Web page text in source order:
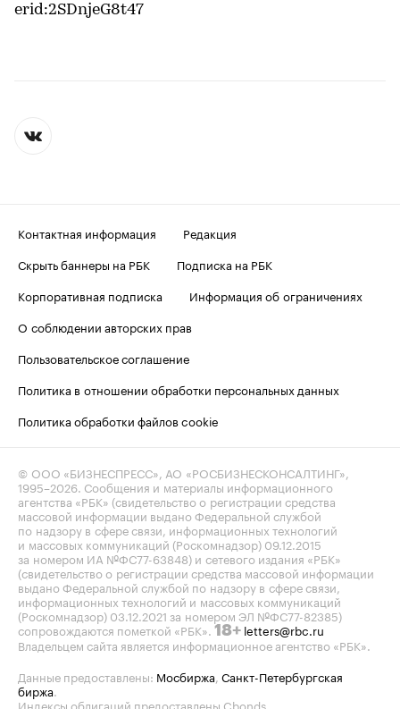
erid:2SDnjeG8t47
Контактная информация
Редакция
Скрыть баннеры на РБК
Подписка на РБК
Корпоративная подписка
Информация об ограничениях
О соблюдении авторских прав
Пользовательское соглашение
Политика в отношении обработки персональных данных
Политика обработки файлов cookie
© ООО «БИЗНЕСПРЕСС», АО «РОСБИЗНЕСКОНСАЛТИНГ»,
1995–2026 . Сообщения и материалы информационного
агентства «РБК» (свидетельство о регистрации средства
массовой информации выдано Федеральной службой
по надзору в сфере связи, информационных технологий
и массовых коммуникаций (Роскомнадзор) 09.12.2015
за номером ИА №ФС77-63848) и сетевого издания «РБК»
(свидетельство о регистрации средства массовой информации
выдано Федеральной службой по надзору в сфере связи,
информационных технологий и массовых коммуникаций
(Роскомнадзор) 03.12.2021 за номером ЭЛ №ФС77-82385)
сопровождаются пометкой «РБК». 18+ letters@rbc.ru
Владельцем сайта является информационное агентство «РБК».
Данные предоставлены: Мосбиржа Санкт-Петербургская
биржа
Индексы облигаций предоставлены Cbonds.